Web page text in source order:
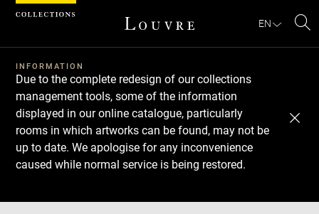
EN
INFORMATION
Due to the complete redesign of our collections
management tools, some of the information
displayed in our online catalogue, particularly
rooms in which artworks can be found, may not be
up to date. We apologise for any inconvenience
caused while normal service is being restored.
Download
Next
Previous
Cookies management panel